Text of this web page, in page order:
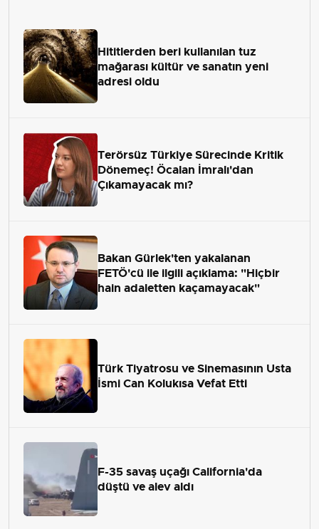
Hititlerden beri kullanılan tuz
mağarası kültür ve sanatın yeni
adresi oldu
Terörsüz Türkiye Sürecinde Kritik
Dönemeç! Öcalan İmralı'dan
Çıkamayacak mı?
Bakan Gürlek'ten yakalanan
FETÖ'cü ile ilgili açıklama: "Hiçbir
hain adaletten kaçamayacak"
Türk Tiyatrosu ve Sinemasının Usta
İsmi Can Kolukısa Vefat Etti
F-35 savaş uçağı California'da
düştü ve alev aldı